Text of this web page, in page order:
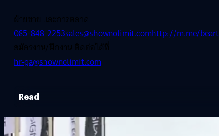
ฝ่ายขาย และการตลาด
085-848-2253sales@shownolimit.comhttp://m.me/
สมัครงาน/ฝึกงาน ติดต่อได้ที่
hr-ga@shownolimit.com
Read